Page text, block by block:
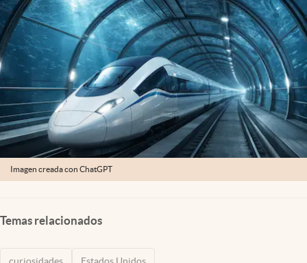
Imagen creada con ChatGPT
Temas relacionados